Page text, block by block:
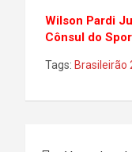
Wilson Pardi
Cônsul do
Tags: Brasileirão